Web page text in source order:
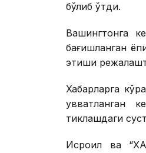
бўлиб ўтди.
Вашингтонга
бағишланган
этиши
Хабарларга
қувватланган
тиклашдаги
Исроил ва